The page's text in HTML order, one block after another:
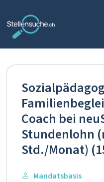
Coach bei
Stundenlohn
Std./Monat)
Mandatsbasis